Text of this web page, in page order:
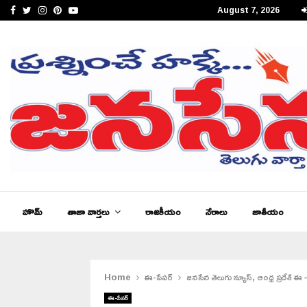
Facebook
Twitter
Instagram
Pinterest
Youtube August 7, 2026
జనసేన తెలుగు న్యూస్ ఆంధ్రప్రదేశ్ ఈ – పేపర్,…
హొమ్ తాజా వార్తలు రాజకీయం నేరాలు జాతీయం
Home ఈ-పేపర్ జనసేన తెలుగు న్యూస్, ఆంధ్ర ప్రదేశ్
ఈ-పేపర్